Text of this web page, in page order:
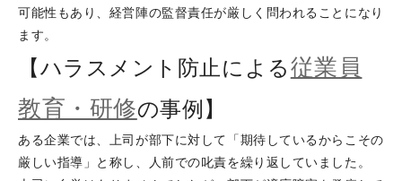
可能性もあり、経営陣の監督責任が厳しく問われることになり
ます。
【ハラスメント防止による従業員
教育・研修の事例】
ある企業では、上司が部下に対して「期待しているからこその
厳しい指導」と称し、人前での叱責を繰り返していました。